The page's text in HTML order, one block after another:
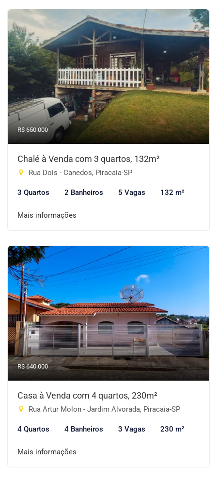
R$ 650.000
Chalé à Venda com 3 quartos, 132m²
Rua Dois - Canedos, Piracaia-SP
3 Quartos 2 Banheiros 5 Vagas 132 m²
Mais informações
R$ 640.000
Casa à Venda com 4 quartos, 230m²
Rua Artur Molon - Jardim Alvorada, Piracaia-SP
4 Quartos 4 Banheiros 3 Vagas 230 m²
Mais informações